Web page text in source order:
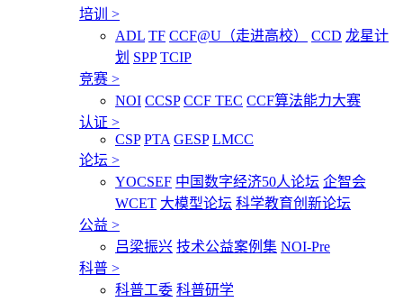
培训 >
ADL TF CCF@U（走进高校） CCD 龙星计
划 SPP TCIP
竞赛 >
NOI CCSP CCF TEC CCF算法能力大赛
认证 >
CSP PTA GESP LMCC
论坛 >
YOCSEF 中国数字经济50人论坛 企智会
WCET 大模型论坛 科学教育创新论坛
公益 >
吕梁振兴 技术公益案例集 NOI-Pre
科普 >
科普工委 科普研学